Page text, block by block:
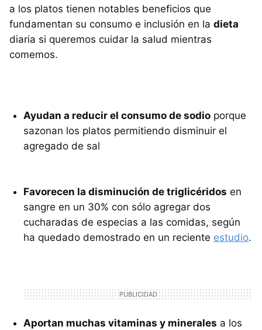
a los platos tienen notables beneficios que
fundamentan su consumo e inclusión en la dieta
diaria si queremos cuidar la salud mientras
comemos.
Ayudan a reducir el consumo de sodio porque
sazonan los platos permitiendo disminuir el
agregado de sal
Favorecen la disminución de triglicéridos en
sangre en un 30% con sólo agregar dos
cucharadas de especias a las comidas, según
ha quedado demostrado en un reciente estudio.
Aportan muchas vitaminas y minerales a los